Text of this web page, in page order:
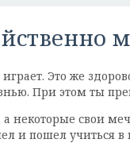
играет. Это же
При этом ты
а некоторые свои
и пошел учиться